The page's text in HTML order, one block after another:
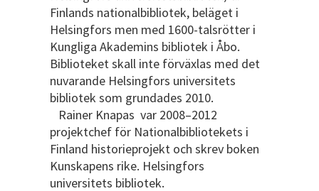
Finlands nationalbibliotek, beläget i
Helsingfors men med 1600-talsrötter i
Kungliga Akademins bibliotek i Åbo.
Biblioteket skall inte förväxlas med det
nuvarande Helsingfors universitets
bibliotek som grundades 2010.
Rainer Knapas var 2008–2012
projektchef för Nationalbibliotekets i
Finland historieprojekt och skrev boken
Kunskapens rike. Helsingfors
universitets bibliotek.